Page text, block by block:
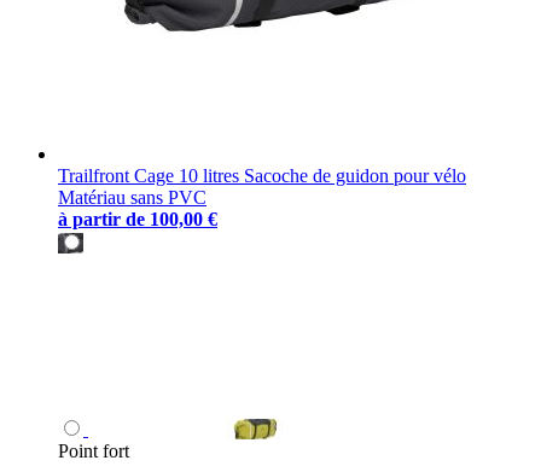
Trailfront Cage 10 litres Sacoche de guidon pour vélo
Matériau sans PVC
à partir de 100,00 €
Point fort